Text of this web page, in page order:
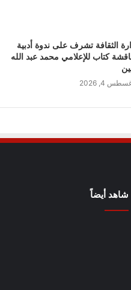
الثقافة تشرف على ندوة أدبية
كتاب للإعلامي محمد عبد الله
4, 2026
شاهد أيضاً